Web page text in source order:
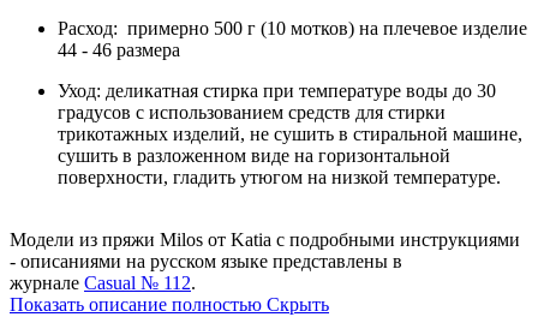
Расход: примерно 500 г (10 мотков) на плечевое изделие
44 - 46 размера
Уход: деликатная стирка при температуре воды до 30
градусов с использованием средств для стирки
трикотажных изделий, не сушить в стиральной машине,
сушить в разложенном виде на горизонтальной
поверхности, гладить утюгом на низкой температуре.
Модели из пряжи Milos от Katia с подробными инструкциями
- описаниями на русском языке представлены в
журнале Casual № 112.
Показать описание полностью Скрыть